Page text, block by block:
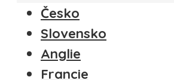
Česko
Slovensko
Anglie
Francie